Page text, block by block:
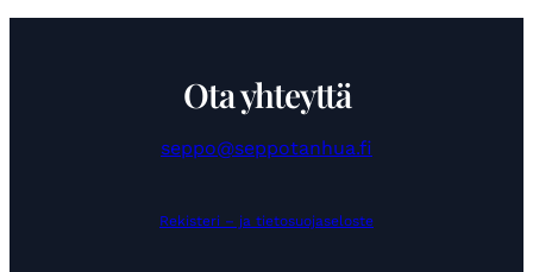
Ota yhteyttä
seppo@seppotanhua.fi
Rekisteri – ja tietosuojaseloste